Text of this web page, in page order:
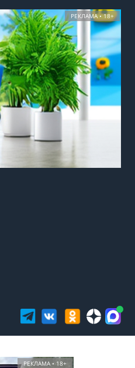
РЕКЛАМА • 18+
РЕКЛАМА • 18+